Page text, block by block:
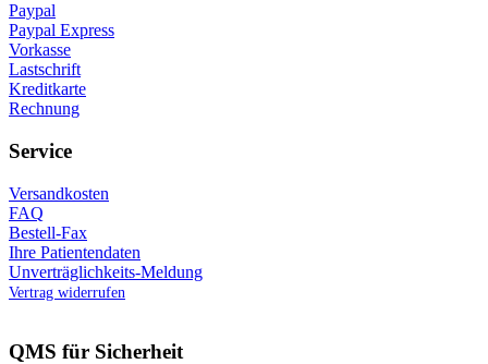
Paypal
Paypal Express
Vorkasse
Lastschrift
Kreditkarte
Rechnung
Service
Versandkosten
FAQ
Bestell-Fax
Ihre Patientendaten
Unverträglichkeits-Meldung
Vertrag widerrufen
QMS für Sicherheit